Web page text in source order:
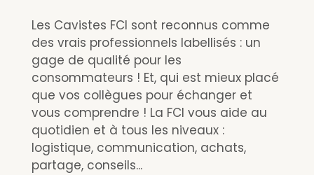
Les Cavistes FCI sont reconnus comme
des vrais professionnels labellisés : un
gage de qualité pour les
consommateurs ! Et, qui est mieux placé
que vos collègues pour échanger et
vous comprendre ! La FCI vous aide au
quotidien et à tous les niveaux :
logistique, communication, achats,
partage, conseils...